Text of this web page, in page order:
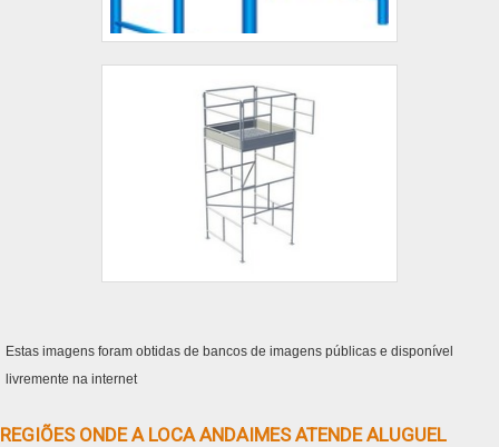
Estas imagens foram obtidas de bancos de imagens públicas e disponível
livremente na internet
REGIÕES ONDE A LOCA ANDAIMES ATENDE ALUGUEL